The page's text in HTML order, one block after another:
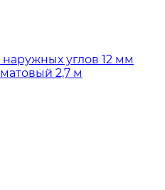
углов 12 мм
2,7 м